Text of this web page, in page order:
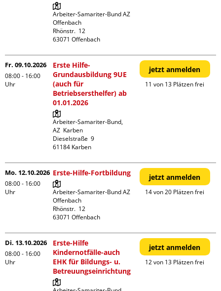
Arbeiter-Samariter-Bund AZ
Offenbach
Rhönstr.  12
Fr. 09.10.2026
08:00 - 16:00
Uhr
Erste Hilfe-
Grundausbildung 9UE
(auch für
Betriebsersthelfer) ab
01.01.2026
Arbeiter-Samariter-Bund,
AZ  Karben
Dieselstraße  9
jetzt anmelden
11 von 13 Plätzen frei
Mo. 12.10.2026
08:00 - 16:00
Uhr
Erste-Hilfe-Fortbildung
Arbeiter-Samariter-Bund AZ
Offenbach
Rhönstr.  12
jetzt anmelden
14 von 20 Plätzen frei
Di. 13.10.2026
08:00 - 16:00
Uhr
Erste-Hilfe
Kindernotfälle-auch
EHK für Bildungs- u.
Betreuungseinrichtung
jetzt anmelden
12 von 13 Plätzen frei